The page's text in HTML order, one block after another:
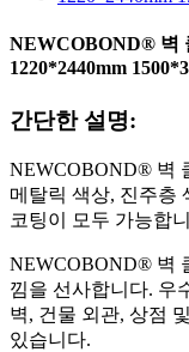
NEWCOBOND® 벽
1220*2440mm
간단한 설명:
NEWCOBOND® 벽
메탈릭 색상, 진주층
코팅이 모두 가능합
NEWCOBOND® 벽
낌을 선사합니다. 우
벽, 건물 외관, 상점
있습니다.